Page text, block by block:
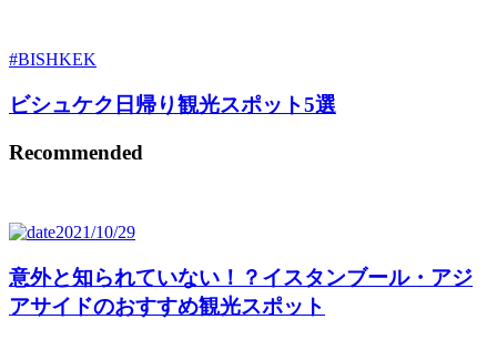
#BISHKEK
ビシュケク日帰り観光スポット5選
Recommended
2021/10/29
意外と知られていない！？イスタンブール・アジ
アサイドのおすすめ観光スポット